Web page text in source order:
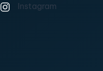
Instagram